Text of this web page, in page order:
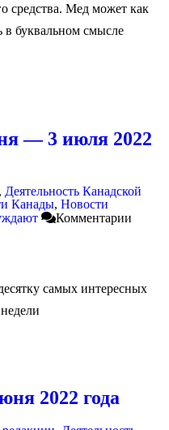
средства. Мед может как
в буквальном смысле
— 3 июля 2022
, Деятельность Канадской
Канады, Новости
Комментарии
самых интересных
2022 года